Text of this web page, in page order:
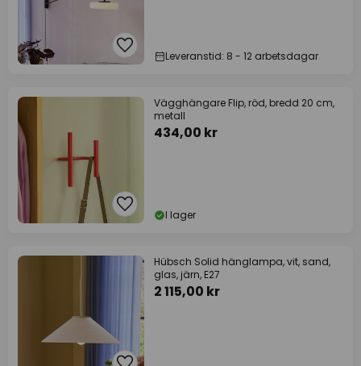
Leveranstid: 8 - 12 arbetsdagar
Vägghängare Flip, röd, bredd 20 cm,
metall
434,00 kr
I lager
Hübsch Solid hänglampa, vit, sand,
glas, järn, E27
2 115,00 kr